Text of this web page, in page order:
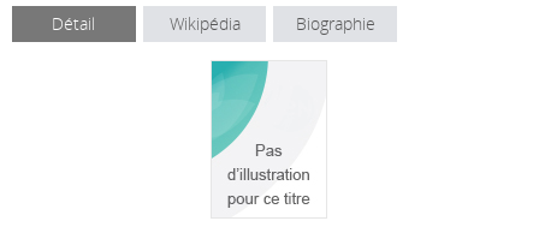
Détail Wikipédia Biographie